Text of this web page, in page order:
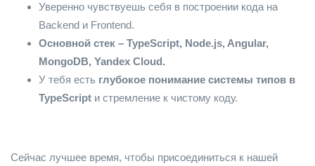
Уверенно чувствуешь себя в построении кода на
Backend и Frontend.
Основной стек – TypeScript, Node.js, Angular,
MongoDB, Yandex Cloud.
У тебя есть глубокое понимание системы типов в
TypeScript и стремление к чистому коду.
Сейчас лучшее время, чтобы присоединиться к нашей